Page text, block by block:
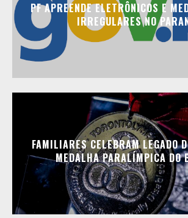
PF APREENDE ELETRÔNICOS E
IRREGULARES NO
FAMILIARES CELEBRAM LEGADO
MEDALHA PARALÍMPICA DO